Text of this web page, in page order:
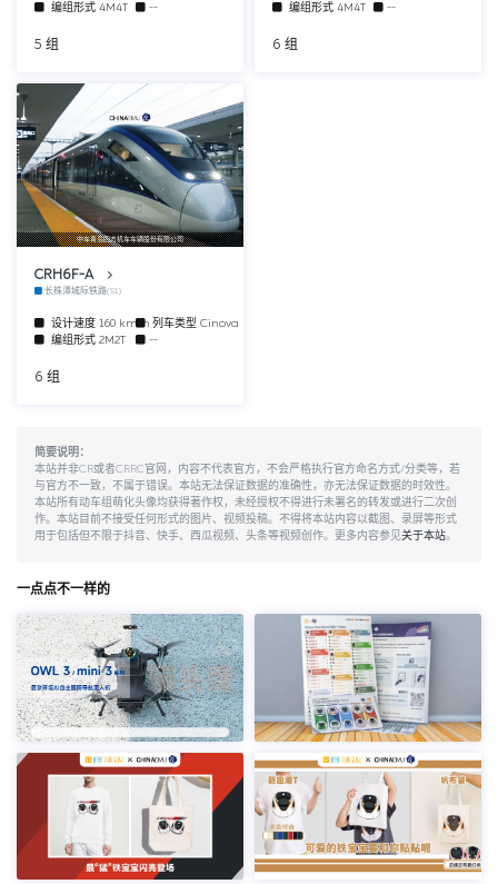
编组形式 4M4T --
5 组
编组形式 4M4T --
6 组
中车青岛四方机车车辆股份有限公司
CRH6F-A
长株潭城际铁路(S1)
设计速度 160 km/h列车类型 Cinova
编组形式 2M2T --
6 组
简要说明：
本站并非CR或者CRRC官网，内容不代表官方，不会严格执行官方命名方式/分类等，若
与官方不一致，不属于错误。本站无法保证数据的准确性，亦无法保证数据的时效性。
本站所有动车组萌化头像均获得著作权，未经授权不得进行未署名的转发或进行二次创
作。本站目前不接受任何形式的图片、视频投稿。不得将本站内容以截图、录屏等形式
用于包括但不限于抖音、快手、西瓜视频、头条等视频创作。更多内容参见关于本站。
一点点不一样的